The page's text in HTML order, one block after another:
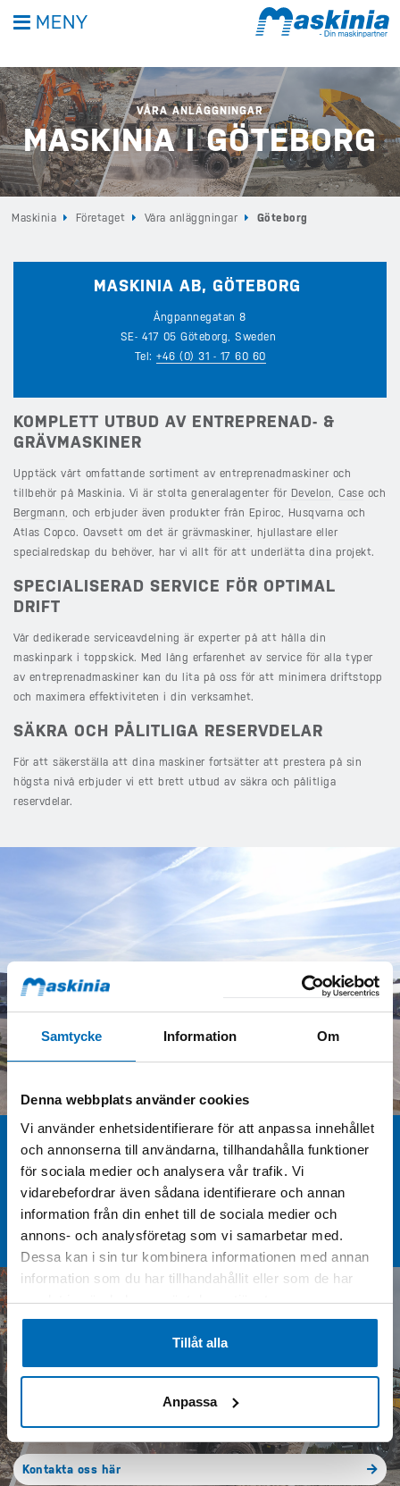
Samtycke Information Om
Denna webbplats använder cookies
Vi använder enhetsidentifierare för att anpassa innehållet
och annonserna till användarna, tillhandahålla funktioner
för sociala medier och analysera vår trafik. Vi
vidarebefordrar även sådana identifierare och annan
information från din enhet till de sociala medier och
annons- och analysföretag som vi samarbetar med.
Dessa kan i sin tur kombinera informationen med annan
information som du har tillhandahållit eller som de har
samlat in när du har använt deras tjänster.
Tillåt alla
Anpassa
MENY
VÅRA ANLÄGGNINGAR
MASKINIA I GÖTEBORG
Maskinia Företaget Våra anläggningar Göteborg
MASKINIA AB, GÖTEBORG
Ångpannegatan 8
SE- 417 05 Göteborg, Sweden
Tel: +46 (0) 31 - 17 60 60
KOMPLETT UTBUD AV ENTREPRENAD- &
GRÄVMASKINER
Upptäck vårt omfattande sortiment av entreprenadmaskiner och
tillbehör på Maskinia. Vi är stolta generalagenter för Develon, Case och
Bergmann, och erbjuder även produkter från Epiroc, Husqvarna och
Atlas Copco. Oavsett om det är grävmaskiner, hjullastare eller
specialredskap du behöver, har vi allt för att underlätta dina projekt.
SPECIALISERAD SERVICE FÖR OPTIMAL
DRIFT
Vår dedikerade serviceavdelning är experter på att hålla din
maskinpark i toppskick. Med lång erfarenhet av service för alla typer
av entreprenadmaskiner kan du lita på oss för att minimera driftstopp
och maximera effektiviteten i din verksamhet.
SÄKRA OCH PÅLITLIGA RESERVDELAR
För att säkerställa att dina maskiner fortsätter att prestera på sin
högsta nivå erbjuder vi ett brett utbud av säkra och pålitliga
reservdelar.
Serviceverkstäder
Våra anläggningar
FRAMTIDA SVERIGE
VÅRA STRATEGISKA GRUNDSTENAR
Engagerade och kompetenta medarbetare
Framåtanda är vår vardag, det driver utveckling
Kontakta oss här